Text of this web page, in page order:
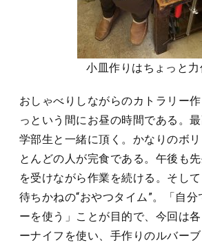
小皿作りはちょっと力
おしゃべりしながらのカトラリー
っという間にお昼の時間である。
学部生と一緒に頂く。かなりのボ
とんどの人が完食である。午後も
を受けながら作業を続ける。そし
待ちかねの“おやつタイム”。「自分
ーを使う」ことが目的で、今回は
ーナイフを使い、手作りのルバー